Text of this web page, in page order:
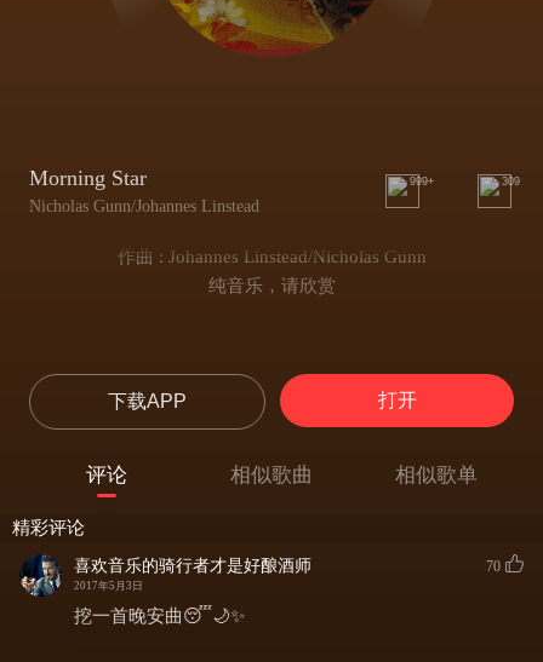
Morning Star
Nicholas Gunn/Johannes Linstead
999+ 309
作曲 : Johannes Linstead/Nicholas Gunn
纯音乐，请欣赏
下载APP 打开
评论 相似歌曲 相似歌单
精彩评论
喜欢音乐的骑行者才是好酿酒师
2017年5月3日
70
挖一首晚安曲😴🌙✨